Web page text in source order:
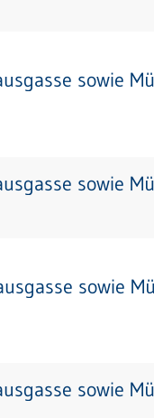
sowie
sowie
sowie
sowie